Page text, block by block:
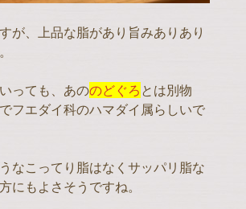
が、上品な脂があり旨みありあり
っても、あののどぐろ とは別物
フエダイ科のハマダイ属らしいで
なこってり脂はなくサッパリ脂な
にもよさそうですね。